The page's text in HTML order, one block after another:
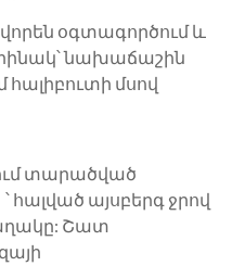
օգտագործում և
նախաճաշին
մսով
տարածված
՝ հալված այսբերգ ջրով
Շատ